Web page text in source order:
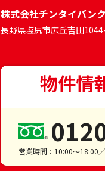
株式会社チンタイバンク
長野県塩尻市広丘吉田
物件情
営業時間：10:00～18:00